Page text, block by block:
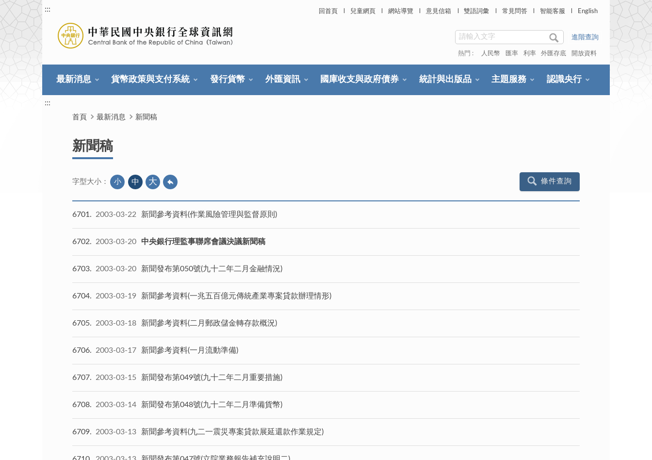
回首頁 兒童網頁 網站導覽 意見信箱 雙語詞彙 常見問答 智能客服 English
:::
進階查詢
熱門 : 人民幣 匯率 利率 外匯存底 開放資料
最新消息 貨幣政策與支付系統 發行貨幣 外匯資訊 國庫收支與政府債券 統計與出版品 主題服務 認識央行
:::
首頁 最新消息 新聞稿
新聞稿
字型大小： 小 中 大 條件查詢
6701 2003-03-22 新聞參考資料(作業風險管理與監督原則)
6702 2003-03-20 中央銀行理監事聯席會議決議新聞稿
6703 2003-03-20 新聞發布第050號(九十二年二月金融情況)
6704 2003-03-19 新聞參考資料(一兆五百億元傳統產業專案貸款辦理情形)
6705 2003-03-18 新聞參考資料(二月郵政儲金轉存款概況)
6706 2003-03-17 新聞參考資料(一月流動準備)
6707 2003-03-15 新聞發布第049號(九十二年二月重要措施)
6708 2003-03-14 新聞發布第048號(九十二年二月準備貨幣)
6709 2003-03-13 新聞參考資料(九二一震災專案貸款展延還款作業規定)